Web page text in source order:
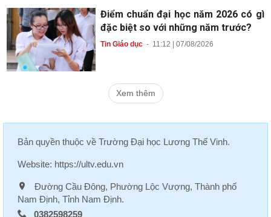
Điểm chuẩn đại học năm 2026 có gì
đặc biệt so với những năm trước?
Tin Giáo dục- 11:12 | 07/08/2026
Xem thêm
Bản quyền thuộc về Trường Đại học Lương Thế Vinh.
Website: https://ultv.edu.vn
Đường Cầu Đông, Phường Lộc Vượng, Thành phố
Nam Định, Tỉnh Nam Định.
0382598259